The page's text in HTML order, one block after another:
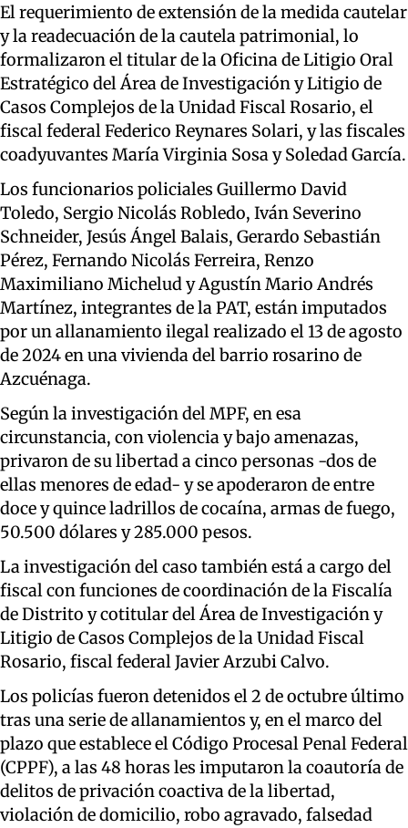
El requerimiento de extensión de la medida cautelar
y la readecuación de la cautela patrimonial, lo
formalizaron el titular de la Oficina de Litigio Oral
Estratégico del Área de Investigación y Litigio de
Casos Complejos de la Unidad Fiscal Rosario, el
fiscal federal Federico Reynares Solari, y las fiscales
coadyuvantes María Virginia Sosa y Soledad García.
Los funcionarios policiales Guillermo David
Toledo, Sergio Nicolás Robledo, Iván Severino
Schneider, Jesús Ángel Balais, Gerardo Sebastián
Pérez, Fernando Nicolás Ferreira, Renzo
Maximiliano Michelud y Agustín Mario Andrés
Martínez, integrantes de la PAT, están imputados
por un allanamiento ilegal realizado el 13 de agosto
de 2024 en una vivienda del barrio rosarino de
Azcuénaga.
Según la investigación del MPF, en esa
circunstancia, con violencia y bajo amenazas,
privaron de su libertad a cinco personas -dos de
ellas menores de edad- y se apoderaron de entre
doce y quince ladrillos de cocaína, armas de fuego,
50.500 dólares y 285.000 pesos.
La investigación del caso también está a cargo del
fiscal con funciones de coordinación de la Fiscalía
de Distrito y cotitular del Área de Investigación y
Litigio de Casos Complejos de la Unidad Fiscal
Rosario, fiscal federal Javier Arzubi Calvo.
Los policías fueron detenidos el 2 de octubre último
tras una serie de allanamientos y, en el marco del
plazo que establece el Código Procesal Penal Federal
(CPPF), a las 48 horas les imputaron la coautoría de
delitos de privación coactiva de la libertad,
violación de domicilio, robo agravado, falsedad